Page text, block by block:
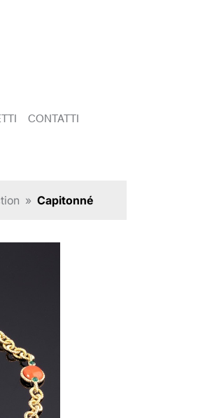
CONTATTI
» Capitonné